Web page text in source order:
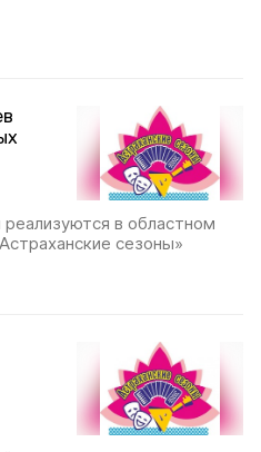
в областном
сезоны»